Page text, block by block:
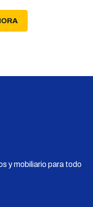
y mobiliario para todo